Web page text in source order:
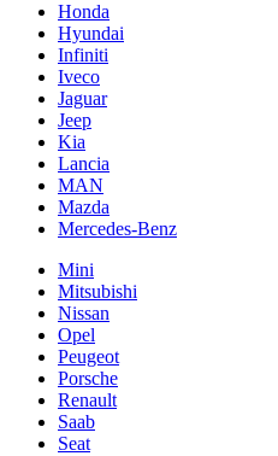
Honda
Hyundai
Infiniti
Iveco
Jaguar
Jeep
Kia
Lancia
MAN
Mazda
Mercedes-Benz
Mini
Mitsubishi
Nissan
Opel
Peugeot
Porsche
Renault
Saab
Seat